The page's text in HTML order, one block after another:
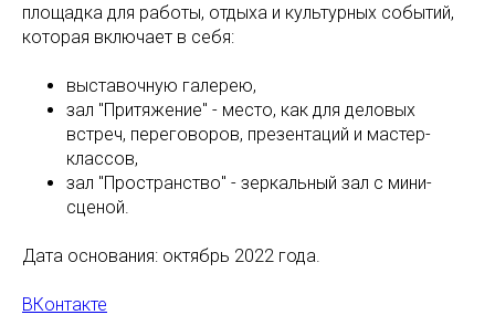
площадка для работы, отдыха и культурных событий,
которая включает в себя:
выставочную галерею,
зал "Притяжение" - место, как для деловых
встреч, переговоров, презентаций и мастер-
классов,
зал "Пространство" - зеркальный зал с мини-
сценой.
Дата основания: октябрь 2022 года.
ВКонтакте